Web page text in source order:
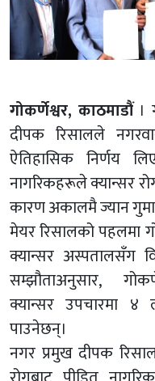
गोकर्णेश्वर, काठमाडौं।
दीपक रिसालले
ऐतिहासिक निर्णय
नागरिकहरूले क्यान्सर
कारण अकालमै ज्यान
मेयर रिसालको पहलमा
क्यान्सर अस्पतालसँग
सम्झौताअनुसार,
क्यान्सर उपचारमा
पाउनेछन्।
नगर प्रमुख दीपक